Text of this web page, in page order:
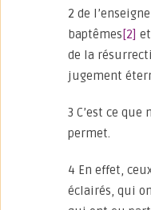
2 de
baptêmes [2]
de la
jugement
3 C’est ce
permet.
4 En effet,
éclairés, qui